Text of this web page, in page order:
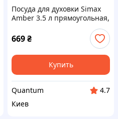
Посуда для духовки Simax
Amber 3.5 л прямоугольная,
669₴
Купить
Quantum
4.7
Киев